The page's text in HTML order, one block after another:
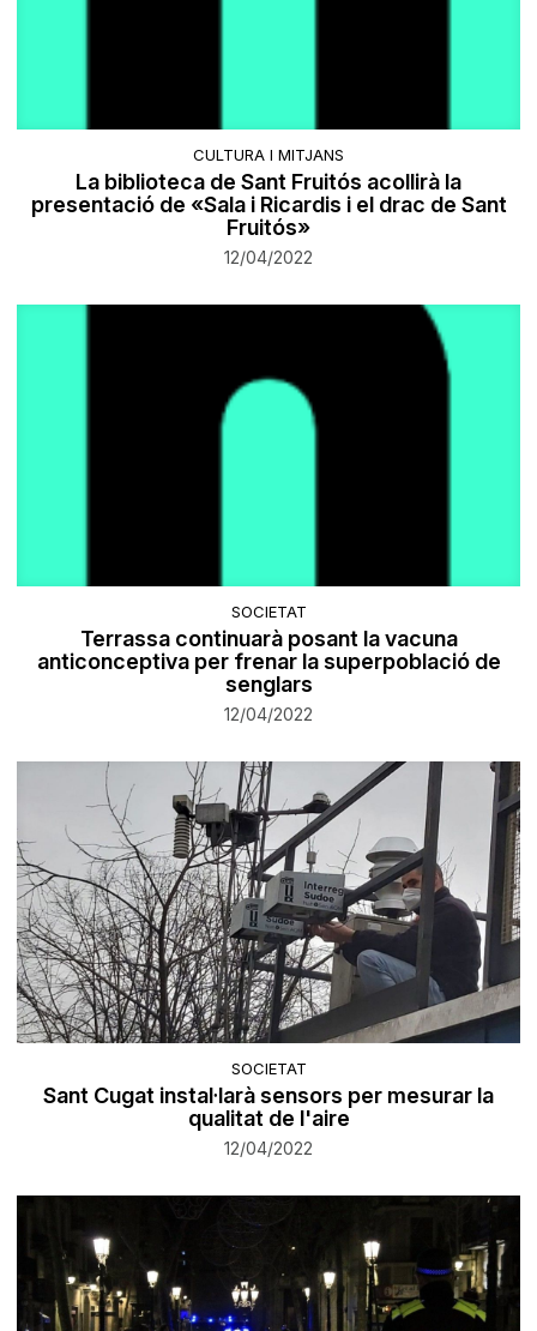
CULTURA I MITJANS
La biblioteca de Sant Fruitós acollirà la
presentació de «Sala i Ricardis i el drac de Sant
Fruitós»
12/04/2022
SOCIETAT
Terrassa continuarà posant la vacuna
anticonceptiva per frenar la superpoblació de
senglars
12/04/2022
SOCIETAT
Sant Cugat instal·larà sensors per mesurar la
qualitat de l'aire
12/04/2022